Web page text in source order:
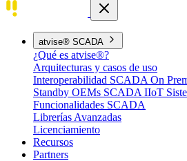
atvise® SCADA
¿Qué es atvise®?
Arquitecturas y casos de uso
Interoperabilidad SCADA On
Standby OEMs SCADA IIoT
Funcionalidades SCADA
Librerías Avanzadas
Licenciamiento
Recursos
Partners